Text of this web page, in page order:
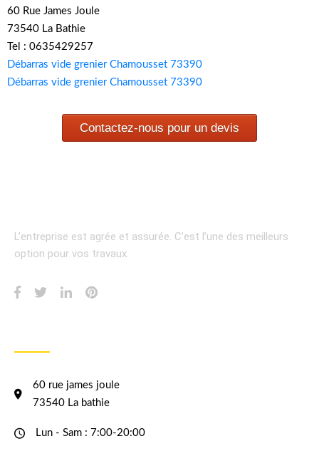
60 Rue James Joule
73540 La Bathie
Tel : 0635429257
Débarras vide grenier Chamousset 73390
Débarras vide grenier Chamousset 73390
Contactez-nous pour un devis
L’entreprise est agrée et assurée. C’est l’une des meilleurs
option pour vos travaux.
60 rue james joule
73540 La bathie
Lun - Sam : 7:00-20:00